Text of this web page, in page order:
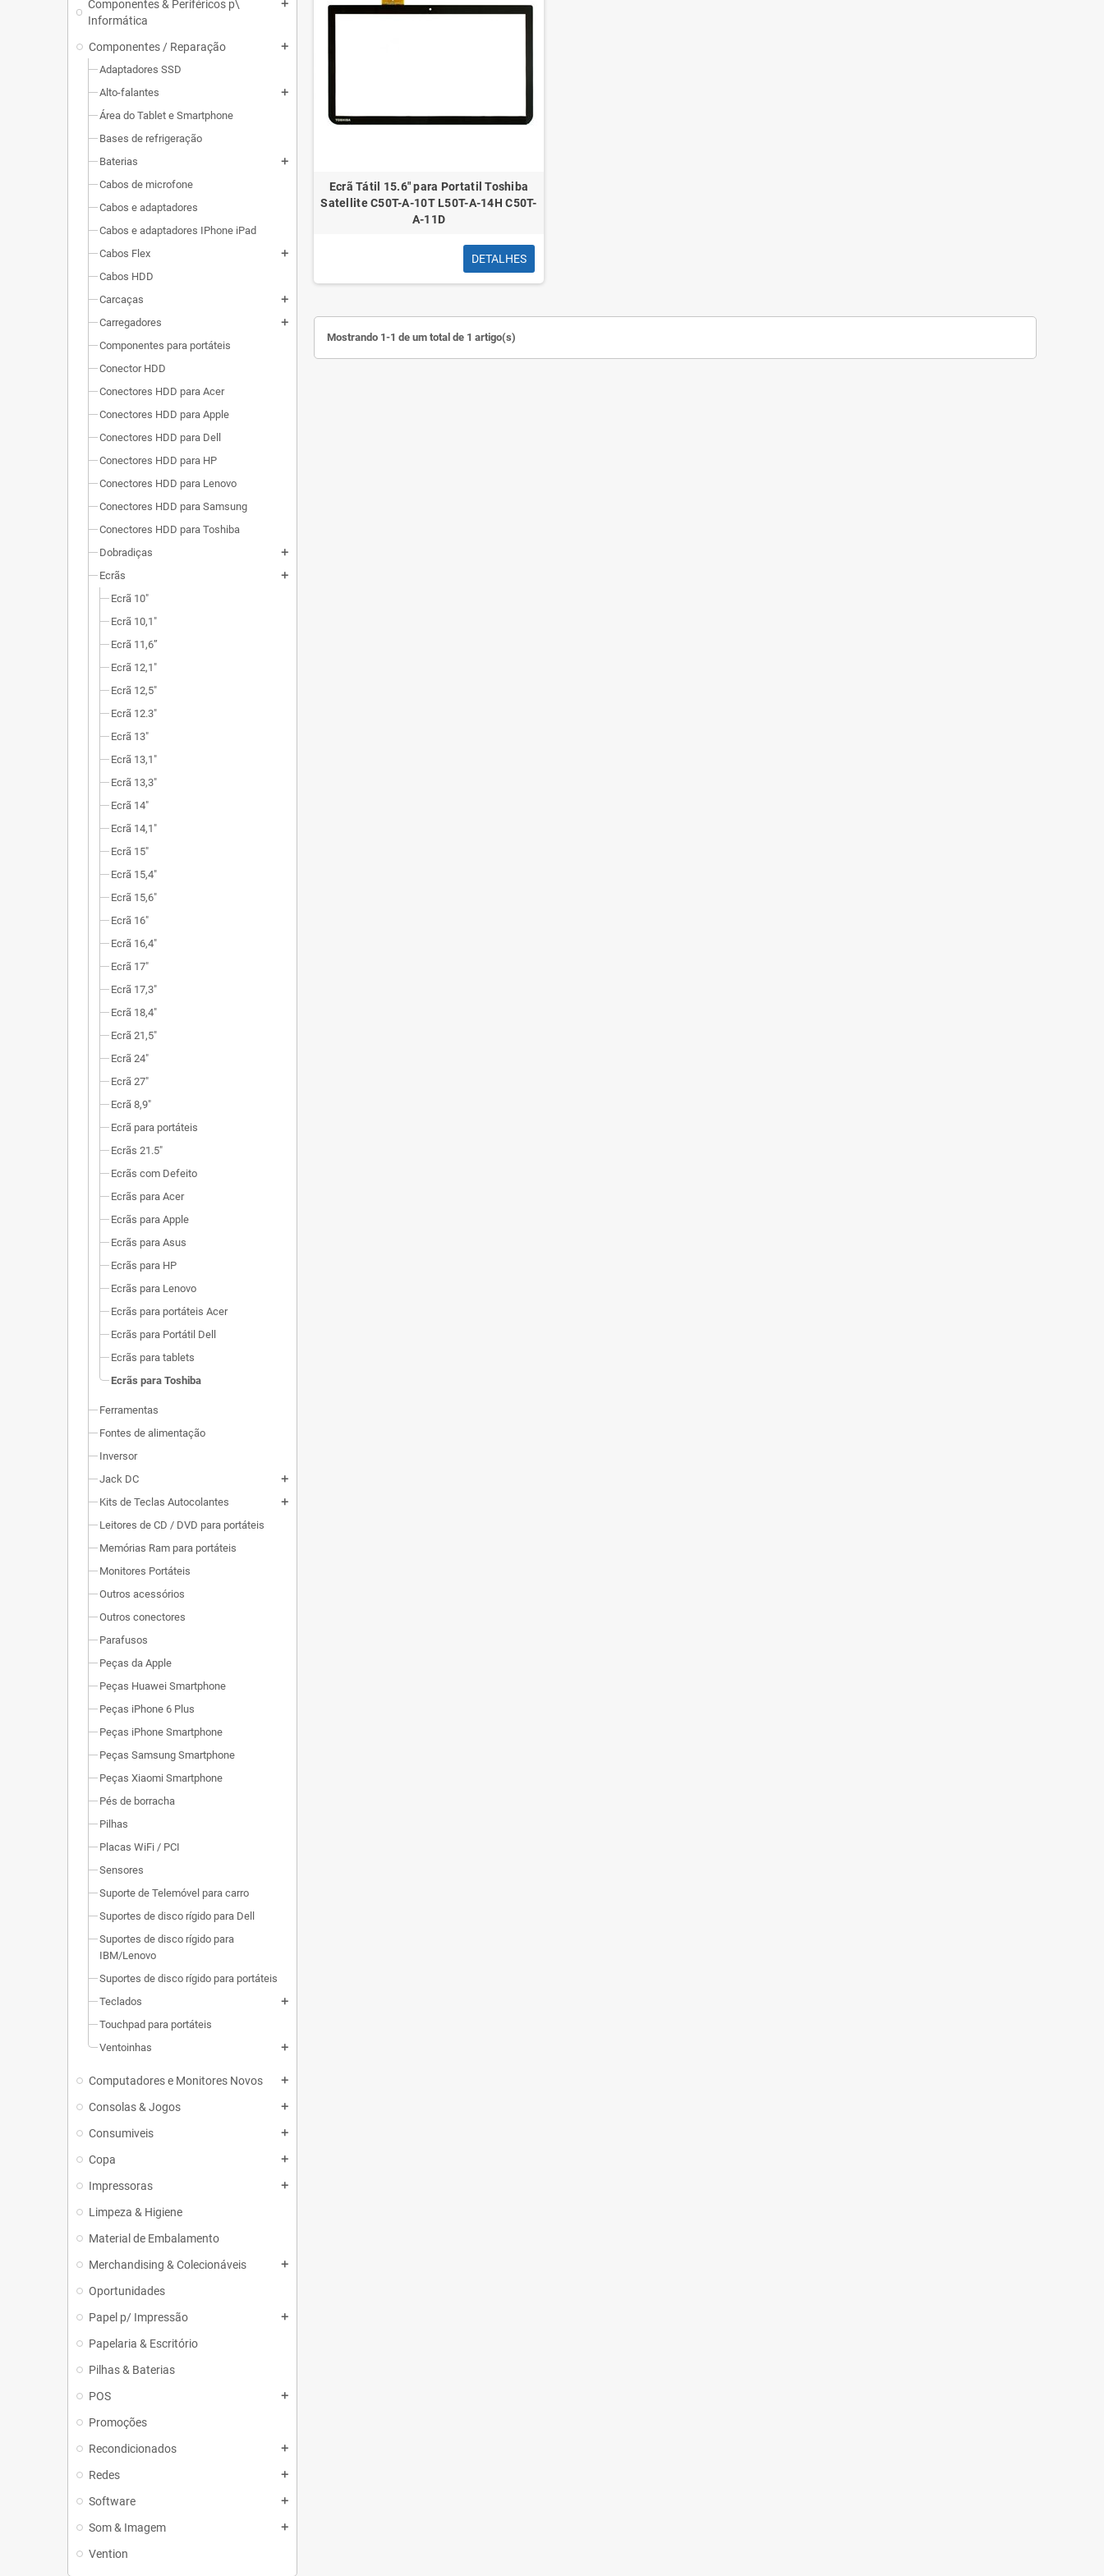
Componentes & Periféricos p\
Informática
add
Componentes / Reparação add
Adaptadores SSD
Alto-falantes
add
Área do Tablet e Smartphone
Bases de refrigeração
Baterias
add
Cabos de microfone
Cabos e adaptadores
Cabos e adaptadores IPhone iPad
Cabos Flex
add
Cabos HDD
Carcaças
add
Carregadores add
Componentes para portáteis
Conector HDD
Conectores HDD para Acer
Conectores HDD para Apple
Conectores HDD para Dell
Conectores HDD para HP
Conectores HDD para Lenovo
Conectores HDD para Samsung
Conectores HDD para Toshiba
Dobradiças
add
Ecrãs add
Ecrã 10"
Ecrã 10,1"
Ecrã 11,6”
Ecrã 12,1"
Ecrã 12,5"
Ecrã 12.3"
Ecrã 13"
Ecrã 13,1"
Ecrã 13,3"
Ecrã 14"
Ecrã 14,1"
Ecrã 15"
Ecrã 15,4"
Ecrã 15,6"
Ecrã 16"
Ecrã 16,4"
Ecrã 17"
Ecrã 17,3"
Ecrã 18,4"
Ecrã 21,5"
Ecrã 24"
Ecrã 27"
Ecrã 8,9"
Ecrã para portáteis
Ecrãs 21.5"
Ecrãs com Defeito
Ecrãs para Acer
Ecrãs para Apple
Ecrãs para Asus
Ecrãs para HP
Ecrãs para Lenovo
Ecrãs para portáteis Acer
Ecrãs para Portátil Dell
Ecrãs para tablets
Ecrãs para Toshiba
Ferramentas
Fontes de alimentação
Inversor
Jack DC
add
Kits de Teclas Autocolantes add
Leitores de CD / DVD para portáteis
Memórias Ram para portáteis
Monitores Portáteis
Outros acessórios
Outros conectores
Parafusos
Peças da Apple
Peças Huawei Smartphone
Peças iPhone 6 Plus
Peças iPhone Smartphone
Peças Samsung Smartphone
Peças Xiaomi Smartphone
Pés de borracha
Pilhas
Placas WiFi / PCI
Sensores
Suporte de Telemóvel para carro
Suportes de disco rígido para Dell
Suportes de disco rígido para
IBM/Lenovo
Suportes de disco rígido para portáteis
Teclados
add
Touchpad para portáteis
Ventoinhas
add
Computadores e Monitores Novos add
Consolas & Jogos add
Consumiveis add
Copa add
Impressoras add
Limpeza & Higiene
Material de Embalamento
Merchandising & Colecionáveis
add
Oportunidades
Papel p/ Impressão
add
Papelaria & Escritório
Pilhas & Baterias
POS
add
Promoções
Recondicionados
add
Redes add
Software add
Som & Imagem add
Vention
Ecrã Tátil 15.6" para Portatil Toshiba
Satellite C50T-A-10T L50T-A-14H C50T-
A-11D
DETALHES
Mostrando 1-1 de um total de 1 artigo(s)